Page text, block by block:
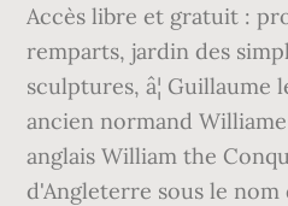
Accès libre et gratuit :
remparts, jardin des
sculptures, â¦ Guillaume
ancien normand
anglais William the
d'Angleterre sous le